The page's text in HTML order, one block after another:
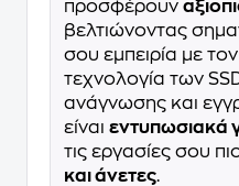
προσφέρουν
βελτιώνοντας
σου εμπειρία με
τεχνολογία των
ανάγνωσης και
είναι εντυπωσιακά
τις εργασίες σου
και άνετες.